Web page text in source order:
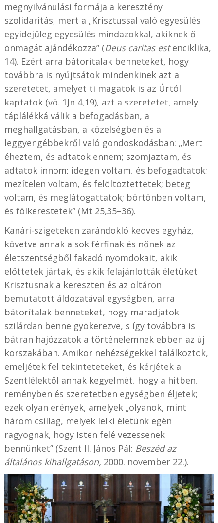
megnyilvánulási formája a keresztény
szolidaritás, mert a „Krisztussal való egyesülés
egyidejűleg egyesülés mindazokkal, akiknek ő
önmagát ajándékozza” (Deus caritas estenciklika,
14). Ezért arra bátorítalak benneteket, hogy
továbbra is nyújtsátok mindenkinek azt a
szeretetet, amelyet ti magatok is az Úrtól
kaptatok (vö. 1Jn 4,19), azt a szeretetet, amely
táplálékká válik a befogadásban, a
meghallgatásban, a közelségben és a
leggyengébbekről való gondoskodásban: „Mert
éheztem, és adtatok ennem; szomjaztam, és
adtatok innom; idegen voltam, és befogadtatok;
mezítelen voltam, és felöltöztettetek; beteg
voltam, és meglátogattatok; börtönben voltam,
és fölkerestetek” (Mt 25,35–36).
Kanári-szigeteken zarándokló kedves egyház,
követve annak a sok férfinak és nőnek az
életszentségből fakadó nyomdokait, akik
előttetek jártak, és akik felajánlották életüket
Krisztusnak a kereszten és az oltáron
bemutatott áldozatával egységben, arra
bátorítalak benneteket, hogy maradjatok
szilárdan benne gyökerezve, s így továbbra is
bátran hajózzatok a történelemnek ebben az új
korszakában. Amikor nehézségekkel találkoztok,
emeljétek fel tekinteteteket, és kérjétek a
Szentlélektől annak kegyelmét, hogy a hitben,
reményben és szeretetben egységben éljetek;
ezek olyan erények, amelyek „olyanok, mint
három csillag, melyek lelki életünk egén
ragyognak, hogy Isten felé vezessenek
bennünket” (Szent II. János Pál: Beszéd az
általános kihallgatáson, 2000. november 22.).